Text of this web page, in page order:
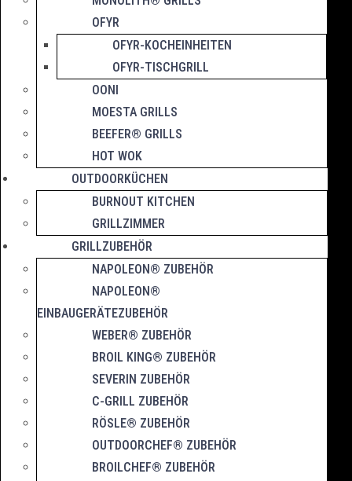
OFYR
OFYR-KOCHEINHEITEN
OFYR-TISCHGRILL
OONI
MOESTA GRILLS
BEEFER® GRILLS
HOT WOK
OUTDOORKÜCHEN
BURNOUT KITCHEN
GRILLZIMMER
GRILLZUBEHÖR
NAPOLEON® ZUBEHÖR
NAPOLEON®
EINBAUGERÄTEZUBEHÖR
WEBER® ZUBEHÖR
BROIL KING® ZUBEHÖR
SEVERIN ZUBEHÖR
C-GRILL ZUBEHÖR
RÖSLE® ZUBEHÖR
OUTDOORCHEF® ZUBEHÖR
BROILCHEF® ZUBEHÖR